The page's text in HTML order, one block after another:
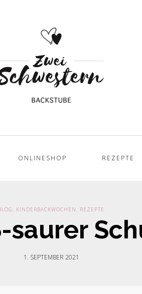
ONLINESHOP REZEPTE
, KINDERBACKWOCHEN, REZEPTE
saurer
1. SEPTEMBER 2021